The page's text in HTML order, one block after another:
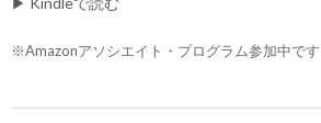
※Amazonアソシエイト・プログラム参加中です